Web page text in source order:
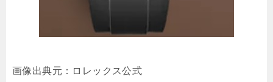
画像出典元：ロレックス公式